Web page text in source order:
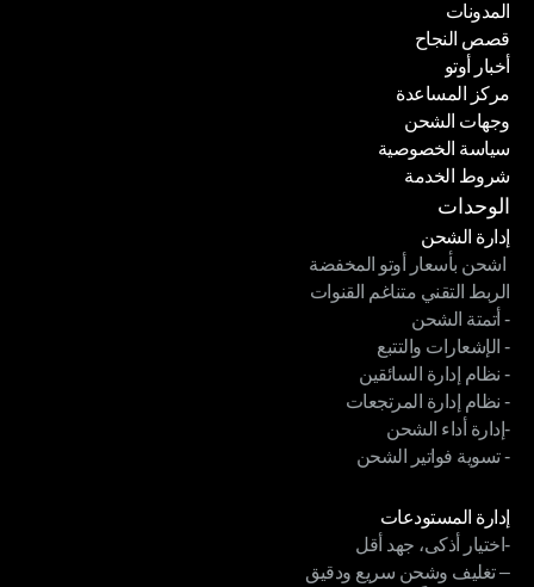
المدونات
المدونات
قصص النجاح
قصص النجاح
أخبار أوتو
أخبار أوتو
مركز المساعدة
مركز المساعدة
وجهات الشحن
وجهات الشحن
سياسة الخصوصية
سياسة الخصوصية
شروط الخدمة
شروط الخدمة
الوحدات
إدارة الشحن
إدارة الشحن
اشحن بأسعار أوتو المخفضة
اشحن بأسعار أوتو المخفضة
الربط التقني متناغم القنوات
الربط التقني متناغم القنوات
- أتمتة الشحن
- أتمتة الشحن
- الإشعارات والتتبع
- الإشعارات والتتبع
- نظام إدارة السائقين
- نظام إدارة السائقين
- نظام إدارة المرتجعات
- نظام إدارة المرتجعات
-إدارة أداء الشحن
-إدارة أداء الشحن
- تسوية فواتير الشحن
إدارة المستودعات
إدارة المستودعات
-اختيار أذكى، جهد أقل
-اختيار أذكى، جهد أقل
– تغليف وشحن سريع ودقيق